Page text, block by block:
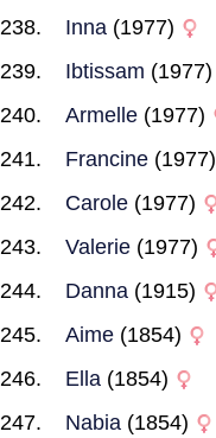
Inna (1977)
Ibtissam (1977)
Armelle (1977)
Francine (1977)
Carole (1977)
Valerie (1977)
Danna (1915)
Aime (1854)
Ella (1854)
Nabia (1854)